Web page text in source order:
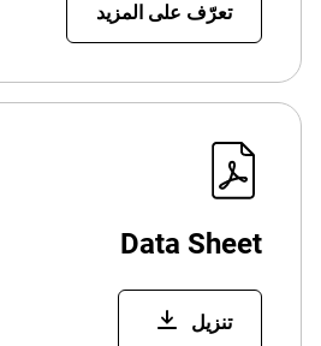
تعرّف على المزيد
Data Sheet
تنزيل